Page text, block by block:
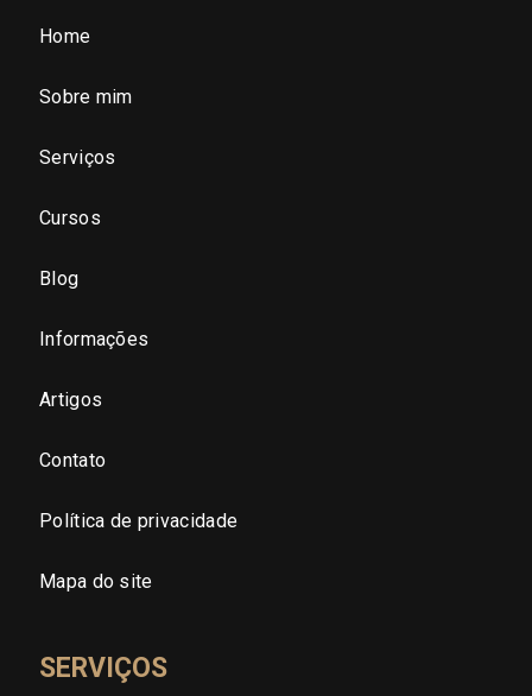
Home
Sobre mim
Serviços
Cursos
Blog
Informações
Artigos
Contato
Política de privacidade
Mapa do site
SERVIÇOS